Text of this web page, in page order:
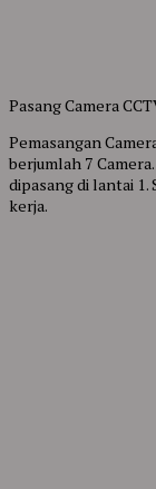
Pasang Camera
Pemasangan
berjumlah 7
dipasang di lantai 1.
kerja.